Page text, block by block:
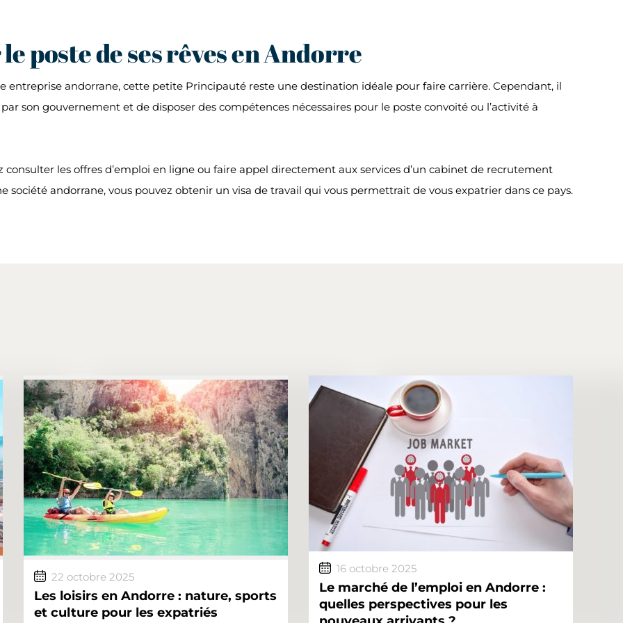
poste de ses rêves en Andorre
entreprise andorrane, cette petite Principauté reste une destination idéale pour faire carrière. Cependant, il
son gouvernement et de disposer des compétences nécessaires pour le poste convoité ou l’activité à
les offres d’emploi en ligne ou faire appel directement aux services d’un cabinet de recrutement
société andorrane, vous pouvez obtenir un visa de travail qui vous permettrait de vous expatrier dans ce pays.
22 octobre 2025
Les loisirs en Andorre : nature, sports
et culture pour les expatriés
16 octobre 2025
Le marché de l’emploi en Andorre :
quelles perspectives pour les